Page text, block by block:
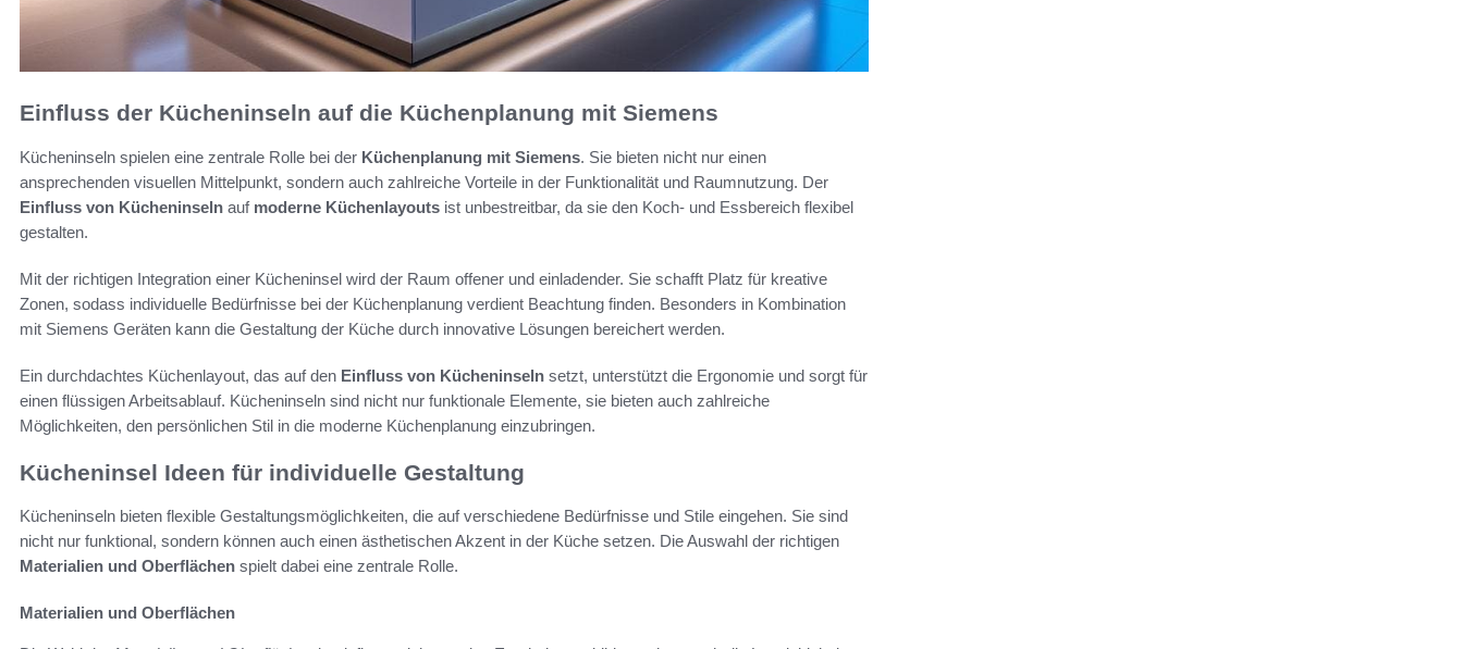
Einfluss der Kücheninseln auf die Küchenplanung mit Siemens
Kücheninseln spielen eine zentrale Rolle bei der Küchenplanung mit Siemens. Sie bieten nicht nur einen
ansprechenden visuellen Mittelpunkt, sondern auch zahlreiche Vorteile in der Funktionalität und Raumnutzung. Der
Einfluss von Kücheninseln auf moderne Küchenlayouts ist unbestreitbar, da sie den Koch- und Essbereich flexibel
gestalten.
Mit der richtigen Integration einer Kücheninsel wird der Raum offener und einladender. Sie schafft Platz für kreative
Zonen, sodass individuelle Bedürfnisse bei der Küchenplanung verdient Beachtung finden. Besonders in Kombination
mit Siemens Geräten kann die Gestaltung der Küche durch innovative Lösungen bereichert werden.
Ein durchdachtes Küchenlayout, das auf den Einfluss von Kücheninseln setzt, unterstützt die Ergonomie und sorgt für
einen flüssigen Arbeitsablauf. Kücheninseln sind nicht nur funktionale Elemente, sie bieten auch zahlreiche
Möglichkeiten, den persönlichen Stil in die moderne Küchenplanung einzubringen.
Kücheninsel Ideen für individuelle Gestaltung
Kücheninseln bieten flexible Gestaltungsmöglichkeiten, die auf verschiedene Bedürfnisse und Stile eingehen. Sie sind
nicht nur funktional, sondern können auch einen ästhetischen Akzent in der Küche setzen. Die Auswahl der richtigen
Materialien und Oberflächen spielt dabei eine zentrale Rolle.
Materialien und Oberflächen